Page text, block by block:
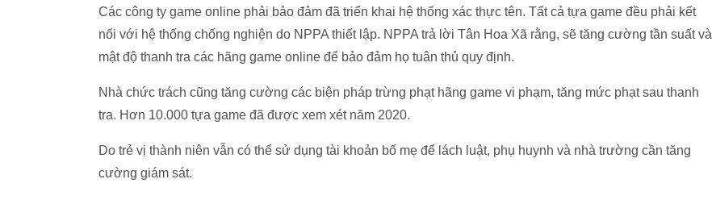
Các công ty game online phải bảo đảm đã triển khai hệ thống xác thực tên. Tất cả tựa game đều phải kết
nối với hệ thống chống nghiện do NPPA thiết lập. NPPA trả lời Tân Hoa Xã rằng, sẽ tăng cường tần suất và
mật độ thanh tra các hãng game online để bảo đảm họ tuân thủ quy định.
Nhà chức trách cũng tăng cường các biện pháp trừng phạt hãng game vi phạm, tăng mức phạt sau thanh
tra. Hơn 10.000 tựa game đã được xem xét năm 2020.
Do trẻ vị thành niên vẫn có thể sử dụng tài khoản bố mẹ để lách luật, phụ huynh và nhà trường cần tăng
cường giám sát.